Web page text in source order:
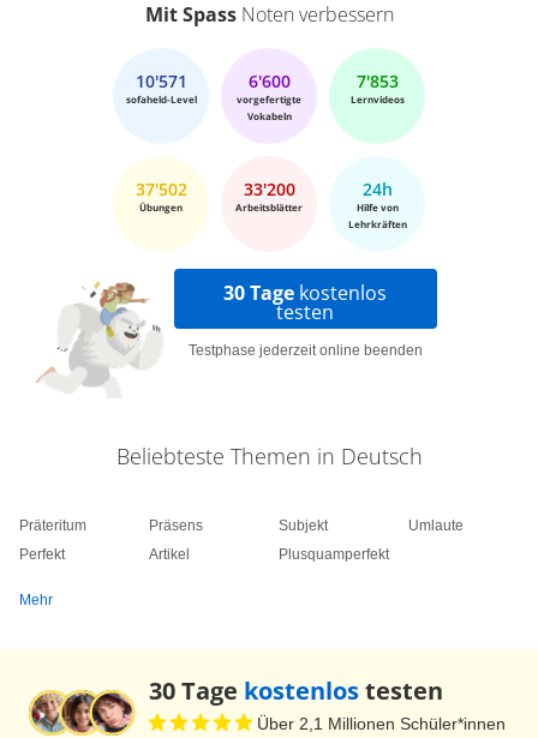
Mit SpassNoten verbessern
10'571
sofaheld-Level
6'600
vorgefertigte
Vokabeln
7'853
Lernvideos
37'502
Übungen
33'200
Arbeitsblätter
24h
Hilfe von
Lehrkräften
30 Tage kostenlos
testen
Testphase jederzeit online beenden
Beliebteste Themen in Deutsch
Präteritum
Perfekt
Präsens
Artikel
Subjekt
Plusquamperfekt
Umlaute
Mehr
30 Tage kostenlostesten
Über 2,1 Millionen Schüler*innen